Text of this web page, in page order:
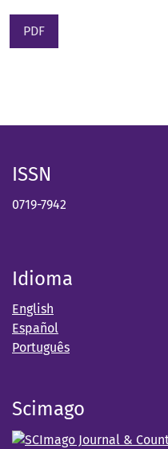
PDF
ISSN
0719-7942
Idioma
English
Español
Português
Scimago